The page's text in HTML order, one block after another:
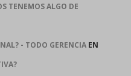
TENEMOS ALGO DE
- TODO GERENCIA EN